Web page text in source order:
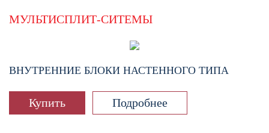
МУЛЬТИСПЛИТ-СИТЕМЫ
ВНУТРЕННИЕ БЛОКИ НАСТЕННОГО ТИПА
Купить Подробнее